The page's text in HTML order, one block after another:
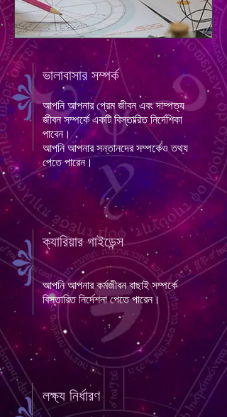
ভালাবাসার সম্পর্ক
আপনি আপনার প্রেম জীবন এবং দাম্পত্য
জীবন সম্পর্কে একটি বিস্তারিত নির্দেশিকা
পাবেন।
আপনি আপনার সন্তানদের সম্পর্কেও তথ্য
পেতে পারেন।
ক্যারিয়ার গাইডেন্স
আপনি আপনার কর্মজীবন বাছাই সম্পর্কে
বিস্তারিত নির্দেশনা পেতে পারেন।
লক্ষ্য নির্ধারণ